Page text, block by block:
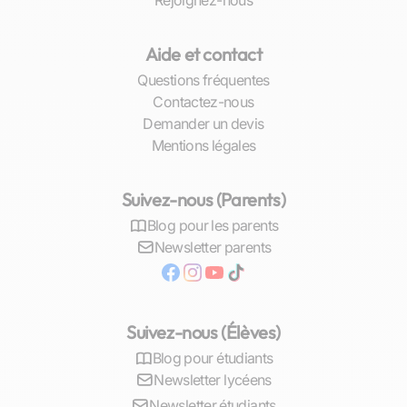
d’études supérieures déjà entamées.
enseignants expertsen SES
répondent présents pour accompagner chaque
étudiant dans sa quête d’excellence. Avec une
approche personnalisée qui tient compte du
de la personnalité propre à chaque apprenant,
nos cours offrent un soutien sur mesure qui va
bien au-delà du simple transfert de
Lorsque les bulletins scolaires révèlent des
notes fluctuantes ou insuffisantes en SES, les
parents et élèves lillois n’hésitent pas à
Aide et contact
Questions fréquentes
Contactez-nous
Demander un devis
Mentions légales
Suivez-nous (Parents)
Blog pour les parents
Newsletter parents
Suivez-nous (Élèves)
Blog pour étudiants
Newsletter lycéens